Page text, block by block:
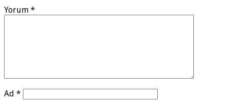
Yorum *
Ad *